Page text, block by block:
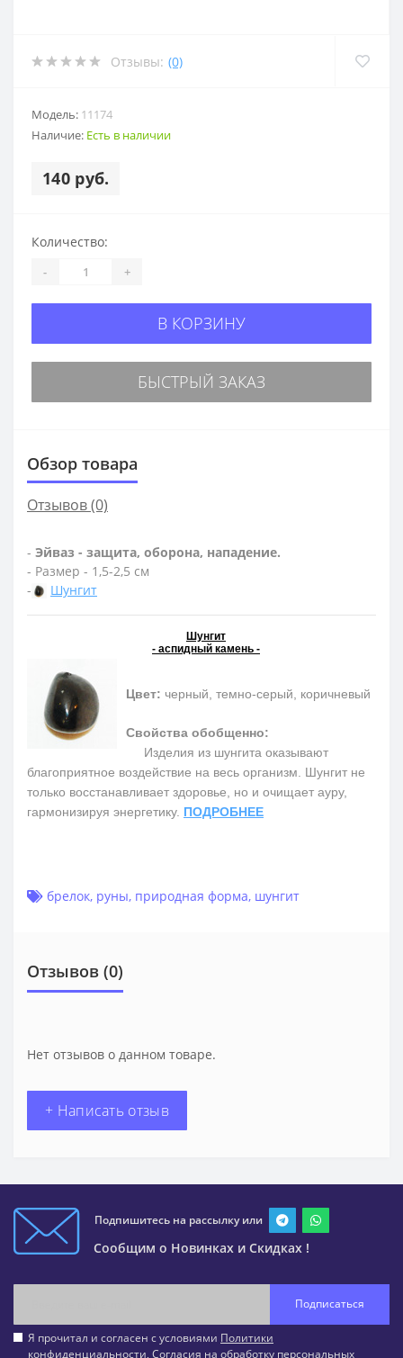
Отзывы: (0)
Модель: 11174
Наличие: Есть в наличии
140 руб.
Количество:
- +
В КОРЗИНУ
БЫСТРЫЙ ЗАКАЗ
Обзор товара
Отзывов (0)
- Эйваз - защита, оборона, нападение.
- Размер - 1,5-2,5 см
-
Шунгит
Шунгит
- аспидный камень -
Цвет: черный, темно-серый, коричневый
Свойства обобщенно:
Изделия из шунгита оказывают
благоприятное воздействие на весь организм. Шунгит не
только восстанавливает здоровье, но и очищает ауру,
гармонизируя энергетику. ПОДРОБНЕЕ
брелок, руны, природная форма, шунгит
Отзывов (0)
Нет отзывов о данном товаре.
+ Написать отзыв
Подпишитесь на рассылку или
Сообщим о Новинках и Скидках !
Подписаться
Я прочитал и согласен с условиями Политики
конфиденциальности, Согласия на обработку персональных